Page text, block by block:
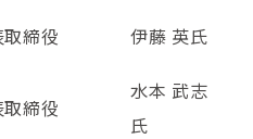
締役 伊藤 英氏
締役
水本 武志
氏